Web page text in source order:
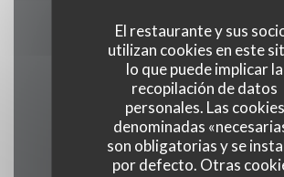
El restaurante y sus
utilizan cookies en este
lo que puede implicar la
recopilación de datos
personales. Las cookies
denominadas
son obligatorias y se
por defecto. Otras
Mapa y
171 boulevard du Montparnasse
01 40 51 34 50